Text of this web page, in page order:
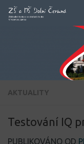
Skip to content
AKTUALITY
Testování IQ
PUBLIKOVÁNO OD